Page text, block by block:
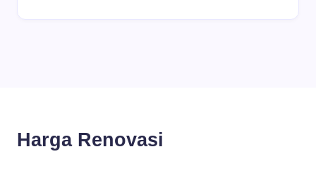
Harga Renovasi